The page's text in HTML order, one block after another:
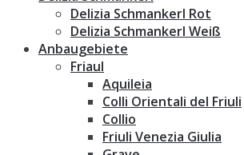
Delizia Schmankerl Rot
Delizia Schmankerl Weiß
Anbaugebiete
Friaul
Aquileia
Colli Orientali del Friuli
Collio
Friuli Venezia Giulia